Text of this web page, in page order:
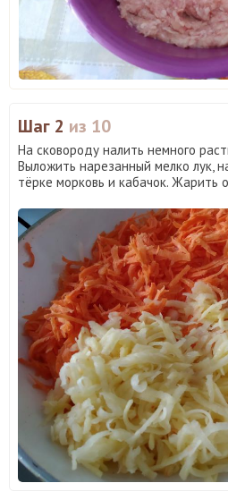
Шаг 2 из 10
На сковороду налить немного
Выложить нарезанный мелко лук,
тёрке морковь и кабачок. Жарить